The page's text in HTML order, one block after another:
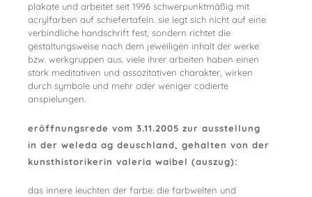
plakate und arbeitet seit 1996 schwerpunktmäßig mit
acrylfarben auf schiefertafeln. sie legt sich nicht auf eine
verbindliche handschrift fest, sondern richtet die
gestaltungsweise nach dem jeweiligen inhalt der werke
bzw. werkgruppen aus. viele ihrer arbeiten haben einen
stark meditativen und assozitativen charakter, wirken
durch symbole und mehr oder weniger codierte
anspielungen.
eröffnungsrede vom 3.11.2005 zur ausstellung
in der weleda ag deuschland, gehalten von der
kunsthistorikerin valeria waibel (auszug):
das innere leuchten der farbe. die farbwelten und